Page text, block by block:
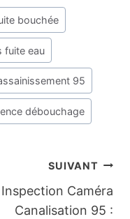
bouchée
fuite eau
95
débouchage
SUIVANT
Inspection Caméra
Canalisation 95 :